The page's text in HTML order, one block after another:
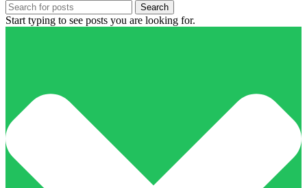
Search
Start typing to see posts you are looking for.